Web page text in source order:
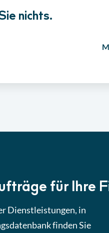
nichts.
für Ihre
Dienstleistungen, in
finden Sie